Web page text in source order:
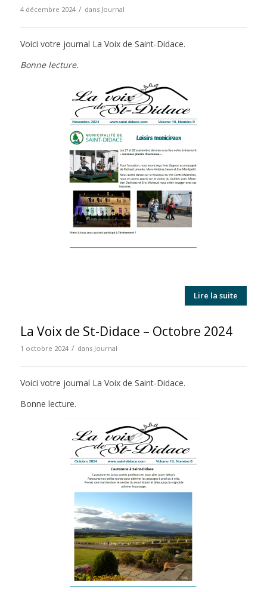
4 décembre 2024 / dans Journal
Voici votre journal La Voix de Saint-Didace.
Bonne lecture.
Lire la suite
La Voix de St-Didace – Octobre 2024
1 octobre 2024 / dans Journal
Voici votre journal La Voix de Saint-Didace.
Bonne lecture.